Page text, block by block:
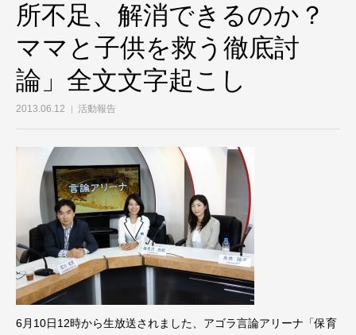
所不足、解消できるのか？
ママと子供を救う徹底討
論」全文文字起こし
2013.06.12 活動報告
6月10日12時から生放送されました、アゴラ言論アリーナ「保育